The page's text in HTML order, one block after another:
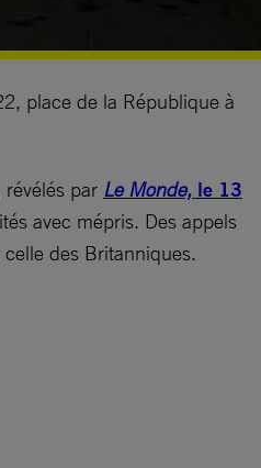
place de la République à
par Le Monde, le 13
avec mépris. Des appels
des Britanniques.